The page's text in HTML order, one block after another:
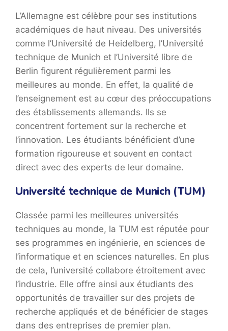
L’Allemagne est célèbre pour ses institutions
académiques de haut niveau. Des universités
comme l’Université de Heidelberg, l’Université
technique de Munich et l’Université libre de
Berlin figurent régulièrement parmi les
meilleures au monde. En effet, la qualité de
l’enseignement est au cœur des préoccupations
des établissements allemands. Ils se
concentrent fortement sur la recherche et
l’innovation. Les étudiants bénéficient d’une
formation rigoureuse et souvent en contact
direct avec des experts de leur domaine.
Université technique de Munich (TUM)
Classée parmi les meilleures universités
techniques au monde, la TUM est réputée pour
ses programmes en ingénierie, en sciences de
l’informatique et en sciences naturelles. En plus
de cela, l’université collabore étroitement avec
l’industrie. Elle offre ainsi aux étudiants des
opportunités de travailler sur des projets de
recherche appliqués et de bénéficier de stages
dans des entreprises de premier plan.